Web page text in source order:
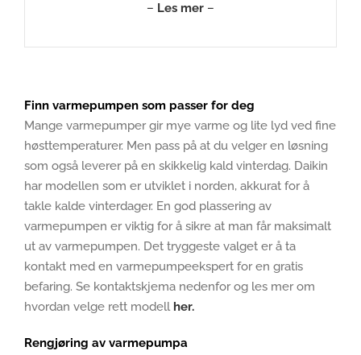
– Les mer –
Finn varmepumpen som passer for deg
Mange varmepumper gir mye varme og lite lyd ved fine
høsttemperaturer. Men pass på at du velger en løsning
som også leverer på en skikkelig kald vinterdag. Daikin
har modellen som er utviklet i norden, akkurat for å
takle kalde vinterdager. En god plassering av
varmepumpen er viktig for å sikre at man får maksimalt
ut av varmepumpen. Det tryggeste valget er å ta
kontakt med en varmepumpeekspert for en gratis
befaring. Se kontaktskjema nedenfor og les mer om
hvordan velge rett modell her.
Rengjøring av varmepumpa